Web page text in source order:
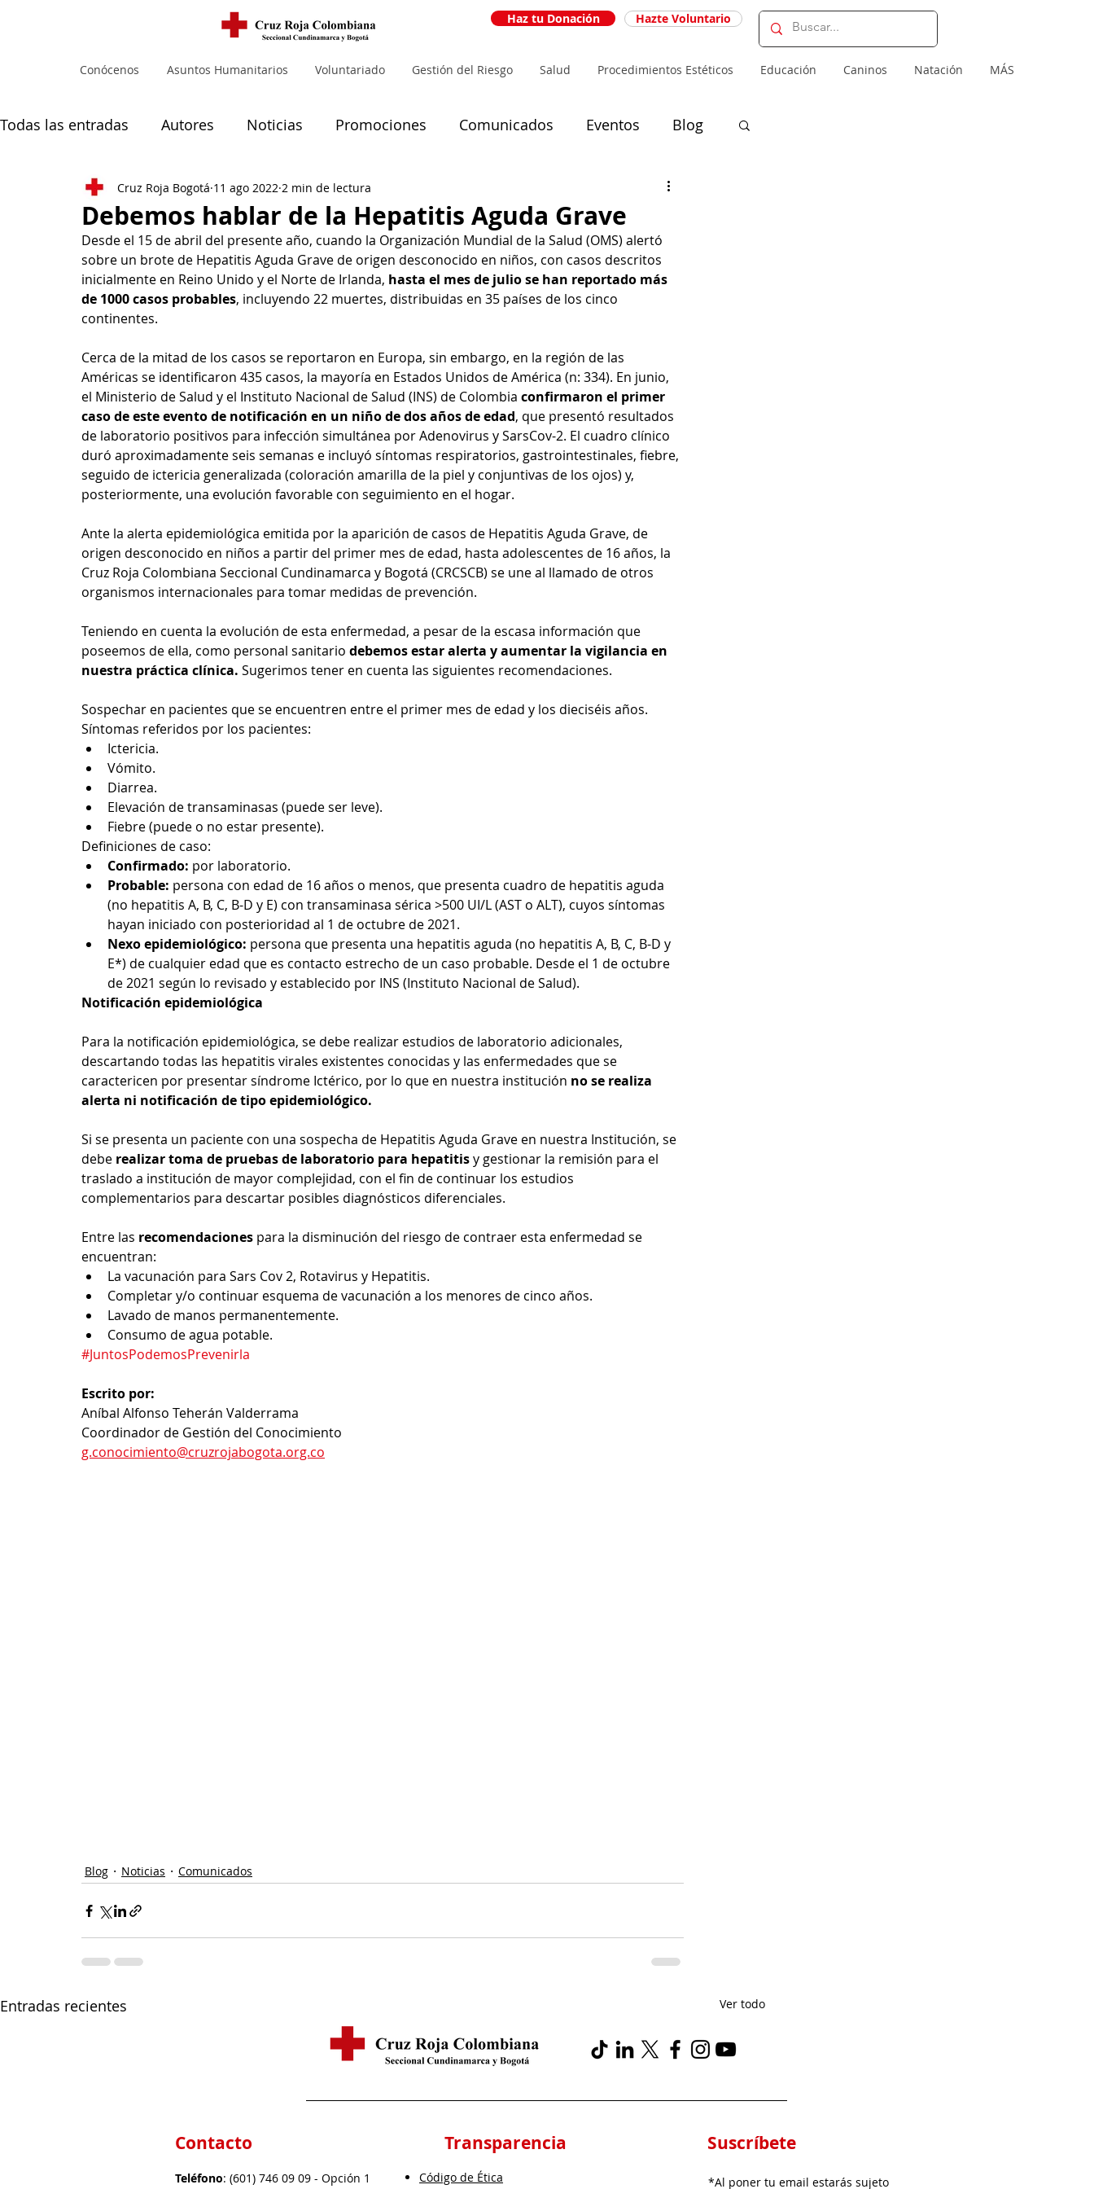
Haz tu Donación Hazte Voluntario
Conócenos Asuntos Humanitarios Voluntariado Gestión del Riesgo Salud Procedimientos Estéticos Educación Caninos Natación MÁS
Todas las entradas Autores Noticias Promociones Comunicados Eventos Blog
Noticias principales Muejres
Debemos hablar de la Hepatitis Aguda Grave
Cruz Roja Bogotá 11 ago 2022 2 min de lectura
Desde el 15 de abril del presente año, cuando la Organización Mundial de la Salud (OMS) alertó
sobre un brote de Hepatitis Aguda Grave de origen desconocido en niños, con casos descritos
inicialmente en Reino Unido y el Norte de Irlanda, hasta el mes de julio se han reportado más
de 1000 casos probables, incluyendo 22 muertes, distribuidas en 35 países de los cinco
continentes.
Cerca de la mitad de los casos se reportaron en Europa, sin embargo, en la región de las
Américas se identificaron 435 casos, la mayoría en Estados Unidos de América (n: 334). En junio,
el Ministerio de Salud y el Instituto Nacional de Salud (INS) de Colombia confirmaron el primer
caso de este evento de notificación en un niño de dos años de edad, que presentó resultados
de laboratorio positivos para infección simultánea por Adenovirus y SarsCov-2. El cuadro clínico
duró aproximadamente seis semanas e incluyó síntomas respiratorios, gastrointestinales, fiebre,
seguido de ictericia generalizada (coloración amarilla de la piel y conjuntivas de los ojos) y,
posteriormente, una evolución favorable con seguimiento en el hogar.
Ante la alerta epidemiológica emitida por la aparición de casos de Hepatitis Aguda Grave, de
origen desconocido en niños a partir del primer mes de edad, hasta adolescentes de 16 años, la
Cruz Roja Colombiana Seccional Cundinamarca y Bogotá (CRCSCB) se une al llamado de otros
organismos internacionales para tomar medidas de prevención.
Teniendo en cuenta la evolución de esta enfermedad, a pesar de la escasa información que
poseemos de ella, como personal sanitario debemos estar alerta y aumentar la vigilancia en
nuestra práctica clínica. Sugerimos tener en cuenta las siguientes recomendaciones.
Sospechar en pacientes que se encuentren entre el primer mes de edad y los dieciséis años.
Síntomas referidos por los pacientes:
Ictericia.
Vómito.
Diarrea.
Elevación de transaminasas (puede ser leve).
Fiebre (puede o no estar presente).
Definiciones de caso:
Confirmado: por laboratorio.
Probable: persona con edad de 16 años o menos, que presenta cuadro de hepatitis aguda
(no hepatitis A, B, C, B-D y E) con transaminasa sérica >500 UI/L (AST o ALT), cuyos síntomas
hayan iniciado con posterioridad al 1 de octubre de 2021.
Nexo epidemiológico: persona que presenta una hepatitis aguda (no hepatitis A, B, C, B-D y
E*) de cualquier edad que es contacto estrecho de un caso probable. Desde el 1 de octubre
de 2021 según lo revisado y establecido por INS (Instituto Nacional de Salud).
Notificación epidemiológica
Para la notificación epidemiológica, se debe realizar estudios de laboratorio adicionales,
descartando todas las hepatitis virales existentes conocidas y las enfermedades que se
caractericen por presentar síndrome Ictérico, por lo que en nuestra institución no se realiza
alerta ni notificación de tipo epidemiológico.
Si se presenta un paciente con una sospecha de Hepatitis Aguda Grave en nuestra Institución, se
debe realizar toma de pruebas de laboratorio para hepatitis y gestionar la remisión para el
traslado a institución de mayor complejidad, con el fin de continuar los estudios
complementarios para descartar posibles diagnósticos diferenciales.
Entre las recomendaciones para la disminución del riesgo de contraer esta enfermedad se
encuentran:
La vacunación para Sars Cov 2, Rotavirus y Hepatitis.
Completar y/o continuar esquema de vacunación a los menores de cinco años.
Lavado de manos permanentemente.
Consumo de agua potable.
#JuntosPodemosPrevenirla
Escrito por:
Aníbal Alfonso Teherán Valderrama
Coordinador de Gestión del Conocimiento
g.conocimiento@cruzrojabogota.org.co
Blog Noticias Comunicados
Entradas recientes Ver todo
Contacto
Teléfono: (601) 746 09 09 - Opción 1
Transparencia
Código de Ética
Suscríbete
*Al poner tu email estarás sujeto